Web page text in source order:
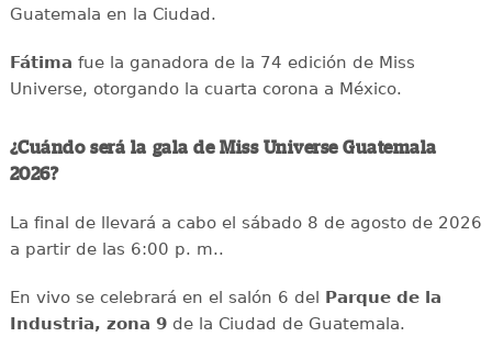
Guatemala en la Ciudad.
Fátima fue la ganadora de la 74 edición de Miss
Universe, otorgando la cuarta corona a México.
¿Cuándo será la gala de Miss Universe Guatemala
2026?
La final de llevará a cabo el sábado 8 de agosto de 2026
a partir de las 6:00 p. m..
En vivo se celebrará en el salón 6 del Parque de la
Industria, zona 9de la Ciudad de Guatemala.